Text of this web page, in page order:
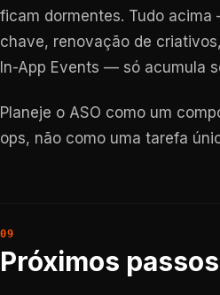
ficam dormentes. Tudo
chave, renovação de
In-App Events — só acumula
Planeje o ASO como um
ops, não como uma tarefa
Próximos passos